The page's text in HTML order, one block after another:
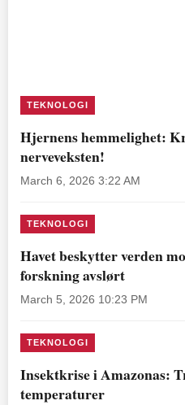
TEKNOLOGI
Hjernens hemmelighet:
nerveveksten!
March 6, 2026 3:22 AM
TEKNOLOGI
Havet beskytter verden
forskning avslørt
March 5, 2026 10:23 PM
TEKNOLOGI
Insektkrise i Amazonas:
temperaturer